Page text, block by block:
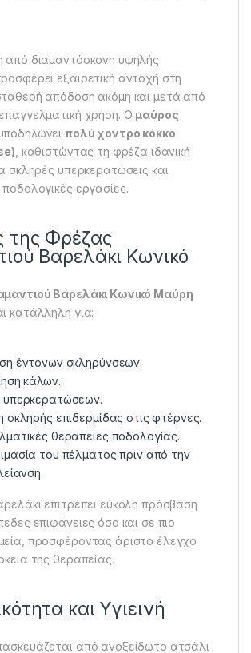
από διαμαντόσκονη υψηλής
εξαιρετική αντοχή στη
απόδοση ακόμη και μετά από
χρήση. Ο μαύρος
πολύ χοντρό κόκκο
, καθιστώντας τη φρέζα ιδανική
σκληρές υπερκερατώσεις και
ποδολογικές εργασίες.
της Φρέζας
Βαρελάκι Κωνικό
Βαρελάκι Κωνικό Μαύρη
κατάλληλη για:
έντονων σκληρύνσεων.
κάλων.
υπερκερατώσεων.
σκληρής επιδερμίδας στις φτέρνες.
θεραπείες ποδολογίας.
του πέλματος πριν από την
επιτρέπει εύκολη πρόσβαση
επιφάνειες όσο και σε πιο
προσφέροντας άριστο έλεγχο
της θεραπείας.
και Υγιεινή
από ανοξείδωτο ατσάλι